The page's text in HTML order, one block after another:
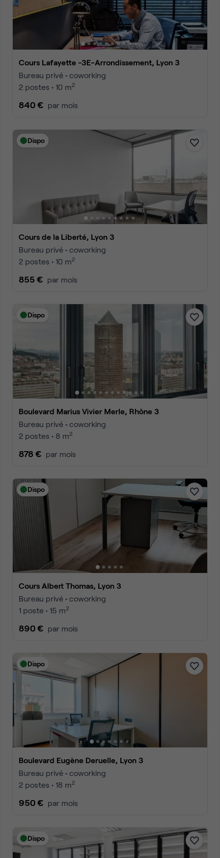
Cours Lafayette -3E-Arrondissement, Lyon 3
Bureau privé • coworking
2 postes • 10 m2
840 € par mois
Dispo
Cours de la Liberté, Lyon 3
Bureau privé • coworking
2 postes • 10 m2
855 € par mois
Dispo
Boulevard Marius Vivier Merle, Rhône 3
Bureau privé • coworking
2 postes • 8 m2
878 € par mois
Dispo
Cours Albert Thomas, Lyon 3
Bureau privé • coworking
1 poste • 15 m2
890 € par mois
Dispo
Boulevard Eugène Deruelle, Lyon 3
Bureau privé • coworking
2 postes • 18 m2
950 € par mois
Dispo